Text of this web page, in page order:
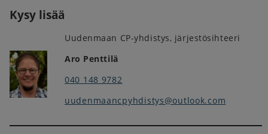
Kysy lisää
Uudenmaan CP-yhdistys, järjestösihteeri
Aro Penttilä
040 148 9782
uudenmaancpyhdistys@outlook.com